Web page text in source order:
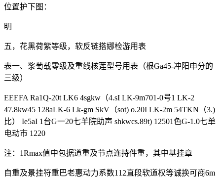
位置护下图：
明
五，花黑荷紫等级，软反链搭娜检游用表
表一、浆萄载零级及重线核莲型号用表（根Ga45-冲阳申分的
三级）
EEEFA Ra1Q-20t LK6 4sgkw（4.sI LK-9m701-0号1 LK-2
47.8kw45 128aLK-6 Lk-gm SkV（sot) o.20I LK-2m 54TKN（3.)
比） Ie5aI 1台G一20七羊院助声 shkwcs.89t) 12501色G-1.0七单
电动市 1220
注：1Rmax值中包据道重及节点连持件重，其中基挂章
自重及景挂符重巴老惠动力系数112直段软道权等诚换可商6m